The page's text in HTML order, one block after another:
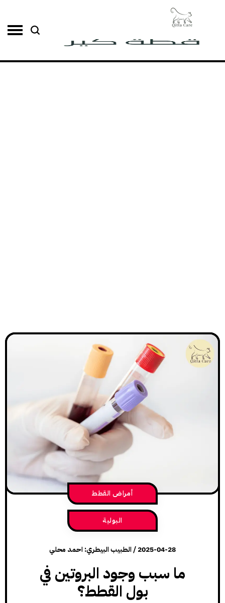
أمراض القطط
البولية
2025-04-28
/الطبيب البيطري: احمد محلي
ما سبب وجود البروتين في
بول القطط؟